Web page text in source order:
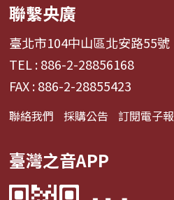
聯繫央廣
臺北市104中山區北安路55號
TEL : 886-2-28856168
FAX : 886-2-28855423
聯絡我們 採購公告 訂閱電子報
臺灣之音APP